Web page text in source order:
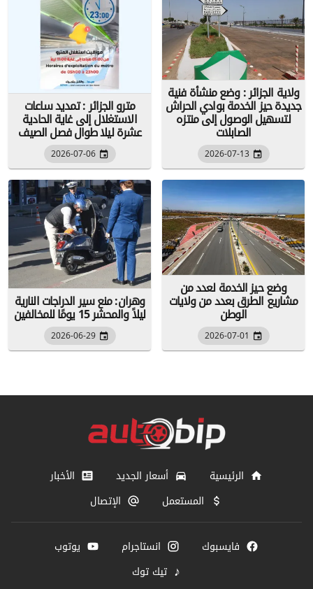
ولاية الجزائر : وضع منشأة فنية
جديدة حيز الخدمة بوادي الحراش
لتسهيل الوصول إلى منتزه
الصابلات
2026-07-13
مترو الجزائر : تمديد ساعات
الاستغلال إلى غاية الحادية
عشرة ليلا طوال فصل الصيف
2026-07-06
وضع حيز الخدمة لعدد من
مشاريع الطرق بعدد من ولايات
الوطن
2026-07-01
وهران: منع سير الدراجات النارية
ليلاً والمحشر 15 يومًا للمخالفين
2026-06-29
الرئيسية أسعار الجديد
الأخبار
المستعمل
الإتصال
فايسبوك انستاجرام يوتوب
♪ تيك توك